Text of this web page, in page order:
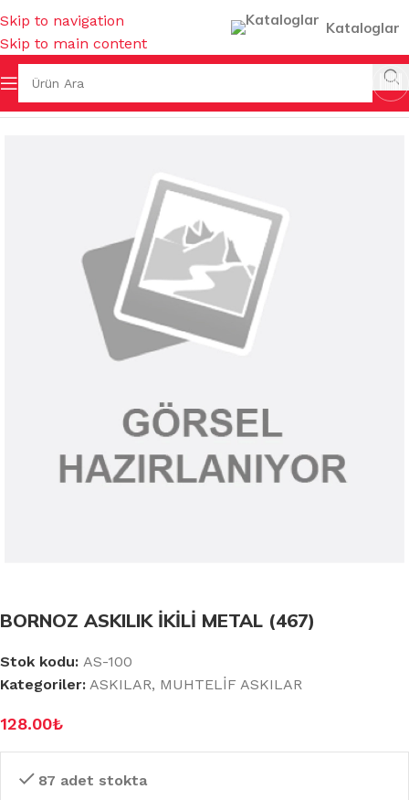
Skip to navigation
Skip to main content
Kataloglar
Ana Sayfa
BORNOZ ASKILIK İKİLİ METAL (467)
Stok kodu: AS-100
Kategoriler: ASKILAR, MUHTELİF ASKILAR
128.00₺
87 adet stokta